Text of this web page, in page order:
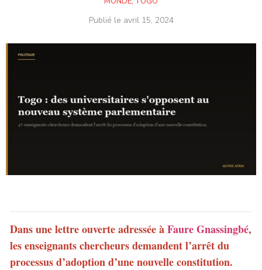
Publié le avril 15, 2024
Dans une lettre ouverte adressée àFaure Gnassingbé,
les enseignants chercheurs demandent l’arrêt du
processus d’adoption d’une nouvelle constitution.